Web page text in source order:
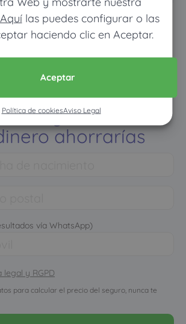
Aquílas puedes configurar o las
haciendo clic en Aceptar.
Aceptar
Política de cookiesAviso Legal
y descubre
ahorrarías
vía WhatsApp)
y RGPD
para calcular el precio del seguro, nunca te